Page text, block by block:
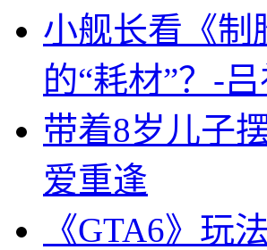
小舰长看《制
的“耗材”？-
带着8岁儿子
爱重逢
《GTA6》玩